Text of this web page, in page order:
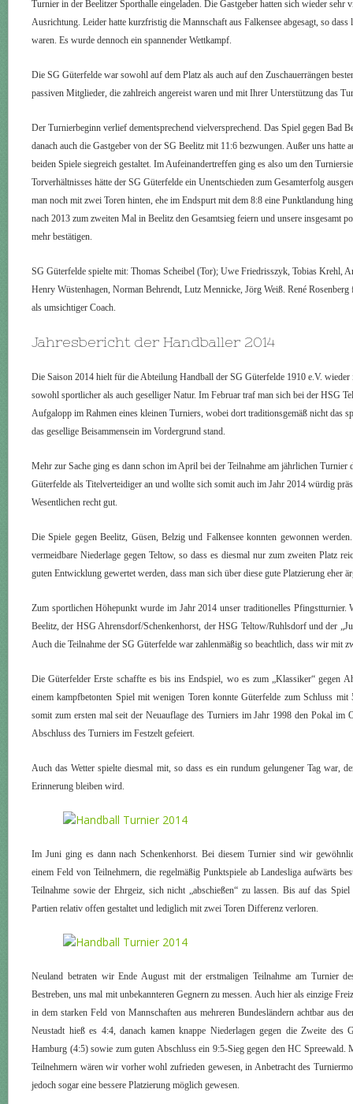
Turnier in der Beelitzer Sporthalle eingeladen. Die Gastgeber hatten sich wieder sehr
Ausrichtung. Leider hatte kurzfristig die Mannschaft aus Falkensee abgesagt, so
waren. Es wurde dennoch ein spannender Wettkampf.
Die SG Güterfelde war sowohl auf dem Platz als auch auf den Zuschauerrängen
passiven Mitglieder, die zahlreich angereist waren und mit Ihrer Unterstützung das
Der Turnierbeginn verlief dementsprechend vielversprechend. Das Spiel gegen Bad
danach auch die Gastgeber von der SG Beelitz mit 11:6 bezwungen. Außer uns hatte
beiden Spiele siegreich gestaltet. Im Aufeinandertreffen ging es also um den
Torverhältnisses hätte der SG Güterfelde ein Unentschieden zum Gesamterfolg
man noch mit zwei Toren hinten, ehe im Endspurt mit dem 8:8 eine Punktlandung
nach 2013 zum zweiten Mal in Beelitz den Gesamtsieg feiern und unsere insgesamt
mehr bestätigen.
SG Güterfelde spielte mit: Thomas Scheibel (Tor); Uwe Friedrisszyk, Tobias Krehl,
Henry Wüstenhagen, Norman Behrendt, Lutz Mennicke, Jörg Weiß. René
als umsichtiger Coach.
Jahresbericht der Handballer 2014
Die Saison 2014 hielt für die Abteilung Handball der SG Güterfelde 1910 e.V. wieder
sowohl sportlicher als auch geselliger Natur. Im Februar traf man sich bei der HSG
Aufgalopp im Rahmen eines kleinen Turniers, wobei dort traditionsgemäß nicht das
das gesellige Beisammensein im Vordergrund stand.
Mehr zur Sache ging es dann schon im April bei der Teilnahme am jährlichen
Güterfelde als Titelverteidiger an und wollte sich somit auch im Jahr 2014 würdig
Wesentlichen recht gut.
Die Spiele gegen Beelitz, Güsen, Belzig und Falkensee konnten gewonnen
vermeidbare Niederlage gegen Teltow, so dass es diesmal nur zum zweiten Platz
guten Entwicklung gewertet werden, dass man sich über diese gute Platzierung eher
Zum sportlichen Höhepunkt wurde im Jahr 2014 unser traditionelles Pfingstturnier.
Beelitz, der HSG Ahrensdorf/Schenkenhorst, der HSG Teltow/Ruhlsdorf und der
Auch die Teilnahme der SG Güterfelde war zahlenmäßig so beachtlich, dass wir mit
Die Güterfelder Erste schaffte es bis ins Endspiel, wo es zum „Klassiker“ gegen
einem kampfbetonten Spiel mit wenigen Toren konnte Güterfelde zum Schluss
somit zum ersten mal seit der Neuauflage des Turniers im Jahr 1998 den Pokal im
Abschluss des Turniers im Festzelt gefeiert.
Auch das Wetter spielte diesmal mit, so dass es ein rundum gelungener Tag war,
Erinnerung bleiben wird.
Im Juni ging es dann nach Schenkenhorst. Bei diesem Turnier sind wir
einem Feld von Teilnehmern, die regelmäßig Punktspiele ab Landesliga aufwärts
Teilnahme sowie der Ehrgeiz, sich nicht „abschießen“ zu lassen. Bis auf das
Partien relativ offen gestaltet und lediglich mit zwei Toren Differenz verloren.
Neuland betraten wir Ende August mit der erstmaligen Teilnahme am Turnier
Bestreben, uns mal mit unbekannteren Gegnern zu messen. Auch hier als einzige
in dem starken Feld von Mannschaften aus mehreren Bundesländern achtbar aus
Neustadt hieß es 4:4, danach kamen knappe Niederlagen gegen die Zweite des
Hamburg (4:5) sowie zum guten Abschluss ein 9:5-Sieg gegen den HC Spreewald.
Teilnehmern wären wir vorher wohl zufrieden gewesen, in Anbetracht des
jedoch sogar eine bessere Platzierung möglich gewesen.